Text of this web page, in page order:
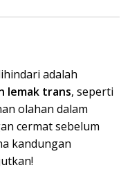
adalah
lemak trans, seperti
olahan dalam
cermat sebelum
kandungan